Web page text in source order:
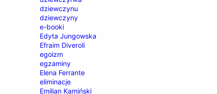
dziewczynu
dziewczyny
e-booki
Edyta Jungowska
Efraim Diveroli
egoizm
egzaminy
Elena Ferrante
eliminacje
Emilian Kamiński